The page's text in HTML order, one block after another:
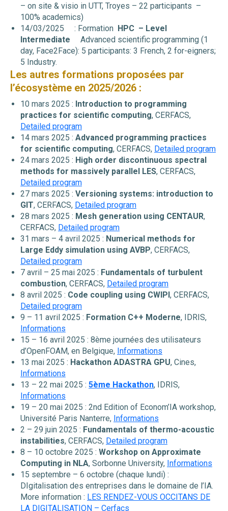
– on site & visio in UTT, Troyes – 22 participants –
100% academics)
14/03/2025 : Formation HPC – Level
Intermediate Advanced scientific programming (1
day, Face2Face): 5 participants: 3 French, 2 for-eigners;
5 Industry.
Les autres formations proposées par
l’écosystème en 2025/2026 :
10 mars 2025 : Introduction to programming
practices for scientific computing, CERFACS,
Detailed program
14 mars 2025 : Advanced programming practices
for scientific computing, CERFACS, Detailed program
24 mars 2025 : High order discontinuous spectral
methods for massively parallel LES, CERFACS,
Detailed program
27 mars 2025 : Versioning systems: introduction to
GIT, CERFACS, Detailed program
28 mars 2025 : Mesh generation using CENTAUR,
CERFACS, Detailed program
31 mars – 4 avril 2025 : Numerical methods for
Large Eddy simulation using AVBP, CERFACS,
Detailed program
7 avril – 25 mai 2025 : Fundamentals of turbulent
combustion, CERFACS, Detailed program
8 avril 2025 : Code coupling using CWIPI, CERFACS,
Detailed program
9 – 11 avril 2025 : Formation C++ Moderne, IDRIS,
Informations
15 – 16 avril 2025 : 8ème journées des utilisateurs
d’OpenFOAM, en Belgique, Informations
13 mai 2025 : Hackathon ADASTRA GPU, Cines,
Informations
13 – 22 mai 2025 : 5ème Hackathon, IDRIS,
Informations
19 – 20 mai 2025 : 2nd Edition of Econom’IA workshop,
Université Paris Nanterre, Informations
2 – 29 juin 2025 : Fundamentals of thermo-acoustic
instabilities, CERFACS, Detailed program
8 – 10 octobre 2025 : Workshop on Approximate
Computing in NLA, Sorbonne University, Informations
15 septembre – 6 octobre (chaque lundi) :
DIgitalisation des entreprises dans le domaine de l’IA.
More information : LES RENDEZ-VOUS OCCITANS DE
LA DIGITALISATION – Cerfacs